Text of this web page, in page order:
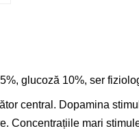
glucoză 10%, ser
central. Dopamina
Concentrațiile mari